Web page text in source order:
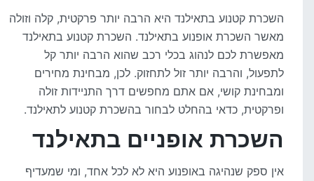
השכרת קטנוע בתאילנד היא הרבה יותר פרקטית, קלה וזולה
מאשר השכרת אופנוע בתאילנד. השכרת קטנוע בתאילנד
מאפשרת לכם לנהוג בכלי רכב שהוא הרבה יותר קל
לתפעול, והרבה יותר זול לתחזוק. לכן, מבחינת מחירים
ומבחינת קושי, אם אתם מחפשים דרך התניידות זולה
ופרקטית, כדאי בהחלט לבחור בהשכרת קטנוע לתאילנד.
השכרת אופניים בתאילנד
אין ספק שנהיגה באופנוע היא לא לכל אחד, ומי שמעדיף